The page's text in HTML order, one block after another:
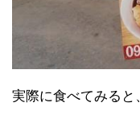
実際に食べてみると